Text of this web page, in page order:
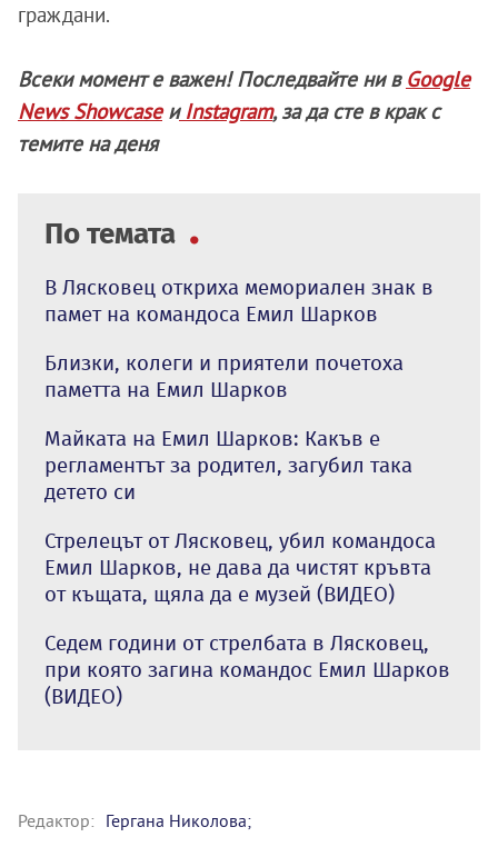
граждани.
Всеки момент е важен! Последвайте ни в Google
News ShowcaseиInstagram, за да сте в крак с
темите на деня
По темата
В Лясковец откриха мемориален знак в
памет на командоса Емил Шарков
Близки, колеги и приятели почетоха
паметта на Емил Шарков
Майката на Емил Шарков: Какъв е
регламентът за родител, загубил така
детето си
Стрелецът от Лясковец, убил командоса
Емил Шарков, не дава да чистят кръвта
от къщата, щяла да е музей (ВИДЕО)
Седем години от стрелбата в Лясковец,
при която загина командос Емил Шарков
(ВИДЕО)
Редактор: Гергана Николова;